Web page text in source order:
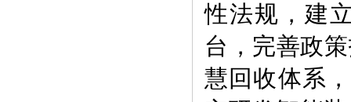
性法规，建
台，完善政
慧回收体系